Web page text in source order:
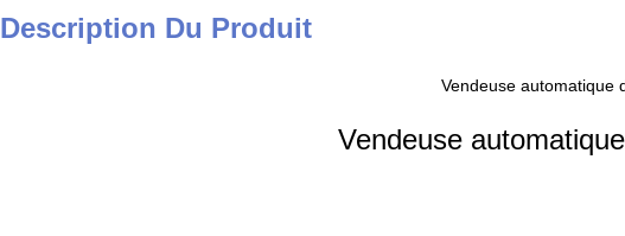
Description Du Produit
Vendeuse automatique
Vendeuse